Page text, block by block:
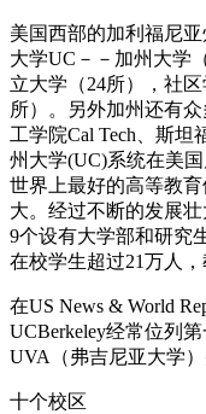
美国西部的加利福尼
大学UC－－加州大学
立大学（24所），社
所）。另外加州还有
工学院Cal Tech、斯坦
州大学(UC)系统在美
世界上最好的高等教
大。经过不断的发展
9个设有大学部和研究
在校学生超过21万人，
在US News & World
UCBerkeley经常位列
UVA（弗吉尼亚大学
十个校区